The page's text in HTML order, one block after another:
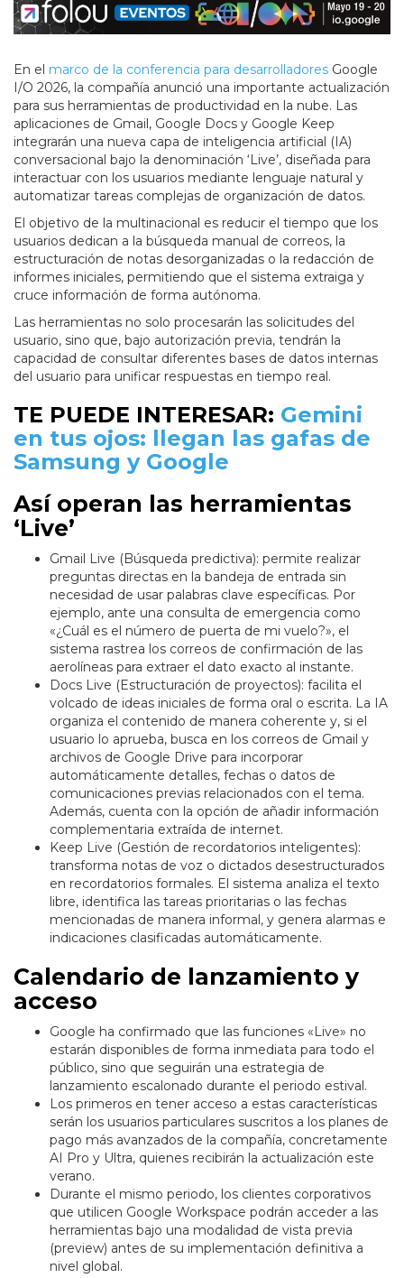
En el marco de la conferencia para desarrolladores Google
I/O 2026, la compañía anunció una importante actualización
para sus herramientas de productividad en la nube. Las
aplicaciones de Gmail, Google Docs y Google Keep
integrarán una nueva capa de inteligencia artificial (IA)
conversacional bajo la denominación ‘Live’, diseñada para
interactuar con los usuarios mediante lenguaje natural y
automatizar tareas complejas de organización de datos.
El objetivo de la multinacional es reducir el tiempo que los
usuarios dedican a la búsqueda manual de correos, la
estructuración de notas desorganizadas o la redacción de
informes iniciales, permitiendo que el sistema extraiga y
cruce información de forma autónoma.
Las herramientas no solo procesarán las solicitudes del
usuario, sino que, bajo autorización previa, tendrán la
capacidad de consultar diferentes bases de datos internas
del usuario para unificar respuestas en tiempo real.
TE PUEDE INTERESAR: Gemini
en tus ojos: llegan las gafas de
Samsung y Google
Así operan las herramientas
‘Live’
Gmail Live (Búsqueda predictiva): permite realizar
preguntas directas en la bandeja de entrada sin
necesidad de usar palabras clave específicas. Por
ejemplo, ante una consulta de emergencia como
«¿Cuál es el número de puerta de mi vuelo?», el
sistema rastrea los correos de confirmación de las
aerolíneas para extraer el dato exacto al instante.
Docs Live (Estructuración de proyectos): facilita el
volcado de ideas iniciales de forma oral o escrita. La IA
organiza el contenido de manera coherente y, si el
usuario lo aprueba, busca en los correos de Gmail y
archivos de Google Drive para incorporar
automáticamente detalles, fechas o datos de
comunicaciones previas relacionados con el tema.
Además, cuenta con la opción de añadir información
complementaria extraída de internet.
Keep Live (Gestión de recordatorios inteligentes):
transforma notas de voz o dictados desestructurados
en recordatorios formales. El sistema analiza el texto
libre, identifica las tareas prioritarias o las fechas
mencionadas de manera informal, y genera alarmas e
indicaciones clasificadas automáticamente.
Calendario de lanzamiento y
acceso
Google ha confirmado que las funciones «Live» no
estarán disponibles de forma inmediata para todo el
público, sino que seguirán una estrategia de
lanzamiento escalonado durante el periodo estival.
Los primeros en tener acceso a estas características
serán los usuarios particulares suscritos a los planes de
pago más avanzados de la compañía, concretamente
AI Pro y Ultra, quienes recibirán la actualización este
verano.
Durante el mismo periodo, los clientes corporativos
que utilicen Google Workspace podrán acceder a las
herramientas bajo una modalidad de vista previa
(preview) antes de su implementación definitiva a
nivel global.